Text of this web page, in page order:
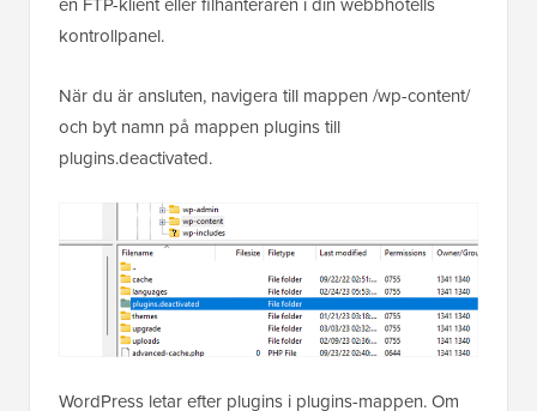
kontrollpanel.
När du är ansluten, navigera till mappen /wp-content/
och byt namn på mappen plugins till
plugins.deactivated.
WordPress letar efter plugins i plugins-mappen. Om